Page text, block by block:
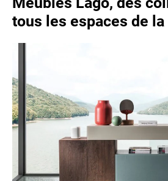
tous les espaces de